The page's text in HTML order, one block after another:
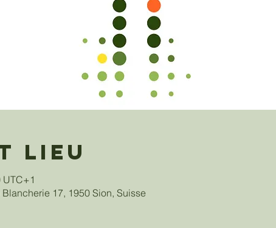
lieu
UTC+1
17, 1950 Sion, Suisse